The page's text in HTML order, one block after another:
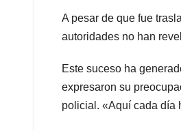
A pesar de que fue
autoridades no han
Este suceso ha
expresaron su
policial. «Aquí cada día